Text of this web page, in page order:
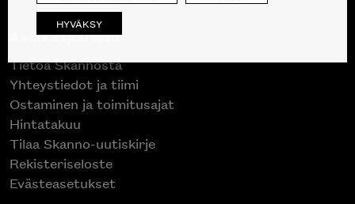
Asiakaspalvelu
Tietoa Skannosta
Yhteystiedot ja tiimi
Ostaminen ja toimitusajat
Hintatakuu
Tilaa Skanno-uutiskirje
Rekisteriseloste
Evästeasetukset
HYVÄKSY